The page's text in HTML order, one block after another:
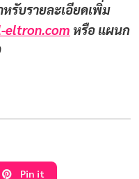
หรับรายละเอียดเพิ่ม
eltron.com หรือ แผนก
Pin it